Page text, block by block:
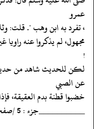
عمرو
‏‏‏‏، تفرد به ابن وهب ". قلت:
!
‏‏‏‏لكن للحديث شاهد من حديث
عن الصبي
‏‏‏‏خضبوا قطنة بدم العقيقة،
‏‏‏‏__________جزء : 5 /صفحہ : 580__________